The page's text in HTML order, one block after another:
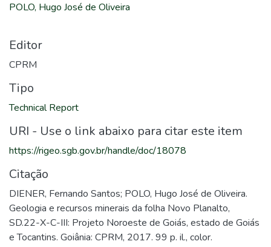
POLO, Hugo José de Oliveira
Editor
CPRM
Tipo
Technical Report
URI - Use o link abaixo para citar este item
https://rigeo.sgb.gov.br/handle/doc/18078
Citação
DIENER, Fernando Santos; POLO, Hugo José de Oliveira.
Geologia e recursos minerais da folha Novo Planalto,
SD.22-X-C-III: Projeto Noroeste de Goiás, estado de Goiás
e Tocantins. Goiânia: CPRM, 2017. 99 p. il., color.